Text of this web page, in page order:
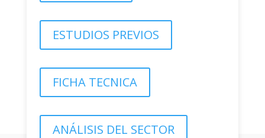
ESTUDIOS PREVIOS
FICHA TECNICA
ANÁLISIS DEL SECTOR